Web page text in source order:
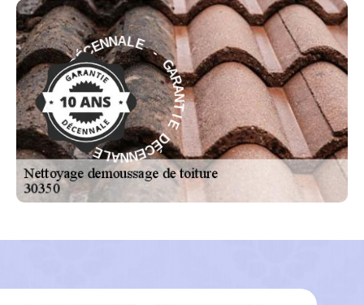
G
A
R
A
N
T
I
E
D
É
C
E
N
NALE - GAR
A
N
T
I
E
D
É
C
E
N
N
A
L
E
-